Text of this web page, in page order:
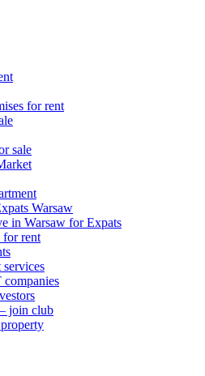
for rent
sale
Warsaw
in Warsaw for Expats
for rent
services
companies
join club